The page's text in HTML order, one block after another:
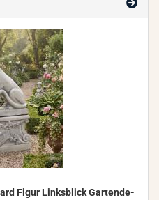
Figur Links­blick Gar­ten­de­